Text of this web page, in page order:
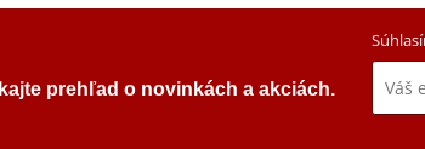
prehľad o novinkách a akciách.